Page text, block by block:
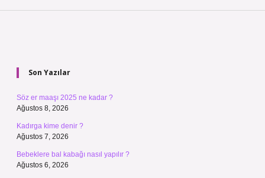
Son Yazılar
Söz er maaşı 2025 ne kadar ?
Ağustos 8, 2026
Kadırga kime denir ?
Ağustos 7, 2026
Bebeklere bal kabağı nasıl yapılır ?
Ağustos 6, 2026